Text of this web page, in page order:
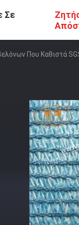
Σε
Που Καθιστά